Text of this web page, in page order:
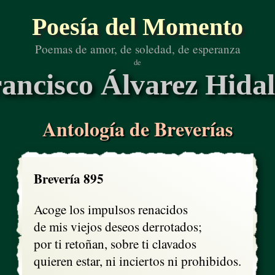
Poesía del Momento
Poemas de amor, de soledad, de esperanza
de
Álvarez
Antología de Breverías
Brevería 895
Acoge los impulsos renacidos
de mis viejos deseos derrotados;
por ti retoñan, sobre ti clavados
quieren estar, ni inciertos ni prohibidos.